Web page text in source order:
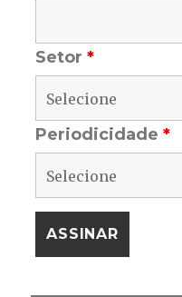
Setor*
Periodicidade*